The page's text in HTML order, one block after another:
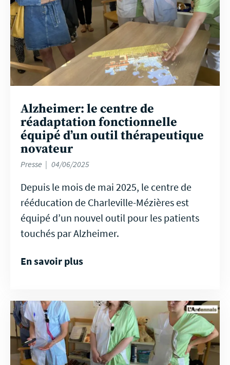
Alzheimer: le centre de
réadaptation fonctionnelle
équipé d’un outil thérapeutique
novateur
Presse 04/06/2025
Depuis le mois de mai 2025, le centre de
rééducation de Charleville-Mézières est
équipé d’un nouvel outil pour les patients
touchés par Alzheimer.
En savoir plus
En
savoir
plus